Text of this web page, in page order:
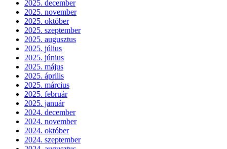
2025. december
2025. november
2025. október
2025. szeptember
2025. augusztus
2025. július
2025. június
2025. május
2025. április
2025. március
2025. február
2025. január
2024. december
2024. november
2024. október
2024. szeptember